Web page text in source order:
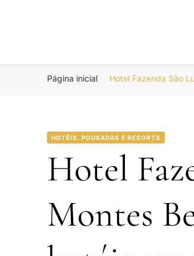
Portal Boa
Página inicial Hotel Fazenda São
HOTÉIS, POUSADAS E RESORTS
Hotel
Montes